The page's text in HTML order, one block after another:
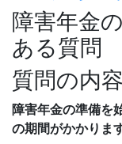
障害年金
ある質問
質問の内容
障害年金の準備を
の期間がかかりま